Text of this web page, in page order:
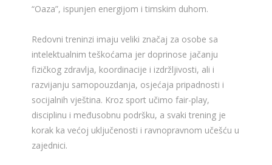
“Oaza”, ispunjen energijom i timskim duhom.
Redovni treninzi imaju veliki značaj za osobe sa
intelektualnim teškoćama jer doprinose jačanju
fizičkog zdravlja, koordinacije i izdržljivosti, ali i
razvijanju samopouzdanja, osjećaja pripadnosti i
socijalnih vještina. Kroz sport učimo fair-play,
disciplinu i međusobnu podršku, a svaki trening je
korak ka većoj uključenosti i ravnopravnom učešću u
zajednici.